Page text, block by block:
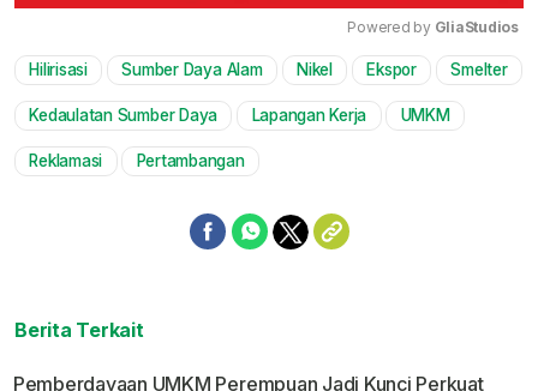
Mute
Powered by GliaStudios
Hilirisasi Sumber Daya Alam Nikel Ekspor Smelter
Kedaulatan Sumber Daya Lapangan Kerja UMKM
Reklamasi Pertambangan
Berita Terkait
Pemberdayaan UMKM Perempuan Jadi Kunci Perkuat